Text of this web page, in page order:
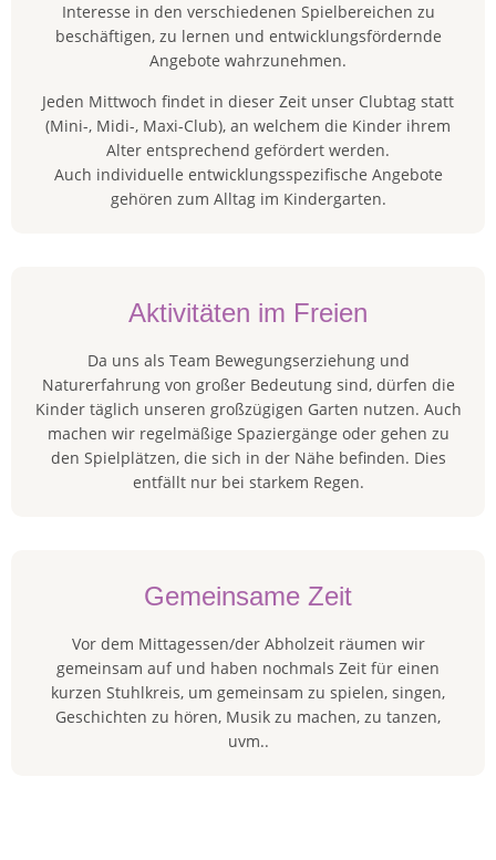
Interesse in den verschiedenen Spielbereichen zu
beschäftigen, zu lernen und entwicklungsfördernde
Angebote wahrzunehmen.
Jeden Mittwoch findet in dieser Zeit unser Clubtag statt
(Mini-, Midi-, Maxi-Club), an welchem die Kinder ihrem
Alter entsprechend gefördert werden.
Auch individuelle entwicklungsspezifische Angebote
gehören zum Alltag im Kindergarten.
Aktivitäten im Freien
Da uns als Team Bewegungserziehung und
Naturerfahrung von großer Bedeutung sind, dürfen die
Kinder täglich unseren großzügigen Garten nutzen. Auch
machen wir regelmäßige Spaziergänge oder gehen zu
den Spielplätzen, die sich in der Nähe befinden. Dies
entfällt nur bei starkem Regen.
Gemeinsame Zeit
Vor dem Mittagessen/der Abholzeit räumen wir
gemeinsam auf und haben nochmals Zeit für einen
kurzen Stuhlkreis, um gemeinsam zu spielen, singen,
Geschichten zu hören, Musik zu machen, zu tanzen,
uvm..